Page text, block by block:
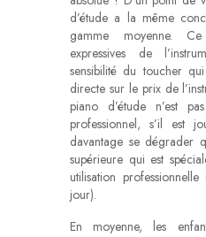
d’étude a la même
gamme moyenne.
expressives de
sensibilité du toucher
directe sur le prix de
piano d’étude n’est
professionnel, s’il est
davantage se dégrader
supérieure qui est
utilisation
jour).
En moyenne, les